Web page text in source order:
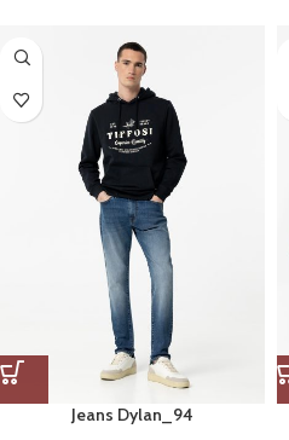
Jeans Dylan_94